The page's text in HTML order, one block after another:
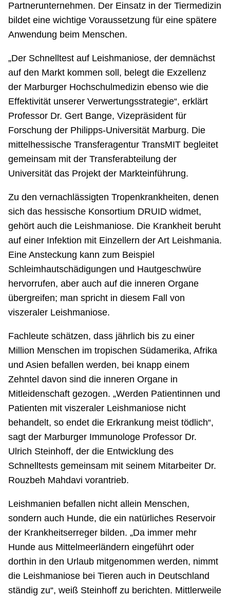
Partnerunternehmen. Der Einsatz in der Tiermedizin
bildet eine wichtige Voraussetzung für eine spätere
Anwendung beim Menschen.
„Der Schnelltest auf Leishmaniose, der demnächst
auf den Markt kommen soll, belegt die Exzellenz
der Marburger Hochschulmedizin ebenso wie die
Effektivität unserer Verwertungsstrategie“, erklärt
Professor Dr. Gert Bange, Vizepräsident für
Forschung der Philipps-Universität Marburg. Die
mittelhessische Transferagentur TransMIT begleitet
gemeinsam mit der Transferabteilung der
Universität das Projekt der Markteinführung.
Zu den vernachlässigten Tropenkrankheiten, denen
sich das hessische Konsortium DRUID widmet,
gehört auch die Leishmaniose. Die Krankheit beruht
auf einer Infektion mit Einzellern der Art Leishmania.
Eine Ansteckung kann zum Beispiel
Schleimhautschädigungen und Hautgeschwüre
hervorrufen, aber auch auf die inneren Organe
übergreifen; man spricht in diesem Fall von
viszeraler Leishmaniose.
Fachleute schätzen, dass jährlich bis zu einer
Million Menschen im tropischen Südamerika, Afrika
und Asien befallen werden, bei knapp einem
Zehntel davon sind die inneren Organe in
Mitleidenschaft gezogen. „Werden Patientinnen und
Patienten mit viszeraler Leishmaniose nicht
behandelt, so endet die Erkrankung meist tödlich“,
sagt der Marburger Immunologe Professor Dr.
Ulrich Steinhoff, der die Entwicklung des
Schnelltests gemeinsam mit seinem Mitarbeiter Dr.
Rouzbeh Mahdavi vorantrieb.
Leishmanien befallen nicht allein Menschen,
sondern auch Hunde, die ein natürliches Reservoir
der Krankheitserreger bilden. „Da immer mehr
Hunde aus Mittelmeerländern eingeführt oder
dorthin in den Urlaub mitgenommen werden, nimmt
die Leishmaniose bei Tieren auch in Deutschland
ständig zu“, weiß Steinhoff zu berichten. Mittlerweile